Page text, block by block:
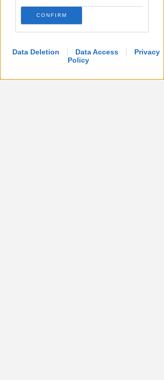
CONFIRM
Data Deletion Data Access
Privacy
Policy